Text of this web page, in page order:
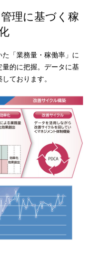
理に基づく稼
「業務量・稼働率」に
的に把握。データに基
ております。